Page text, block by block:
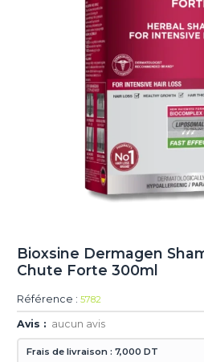
Bioxsine Dermagen
Chute Forte 300ml
Référence : 5782
Avis : aucun avis
Frais de livraison : 7,000 DT